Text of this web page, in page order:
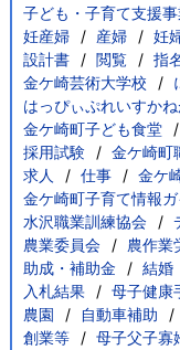
子ども・子育て支援
妊産婦
産婦 妊
設計書
閲覧 指
金ケ崎芸術大学校
はっぴぃぷれいすかね
金ケ崎町子ども食堂
採用試験
金ケ崎町
求人
仕事
金ケ
金ケ崎町子育て情報ガ
水沢職業訓練協会
農業委員会
農作業
助成・補助金
結婚
入札結果
母子健康
農園
自動車補助
創業等
母子父子寡